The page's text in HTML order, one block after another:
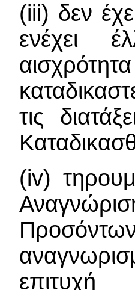
(iii) δεν
ενέχει
τις
(iv)
επιτυχή